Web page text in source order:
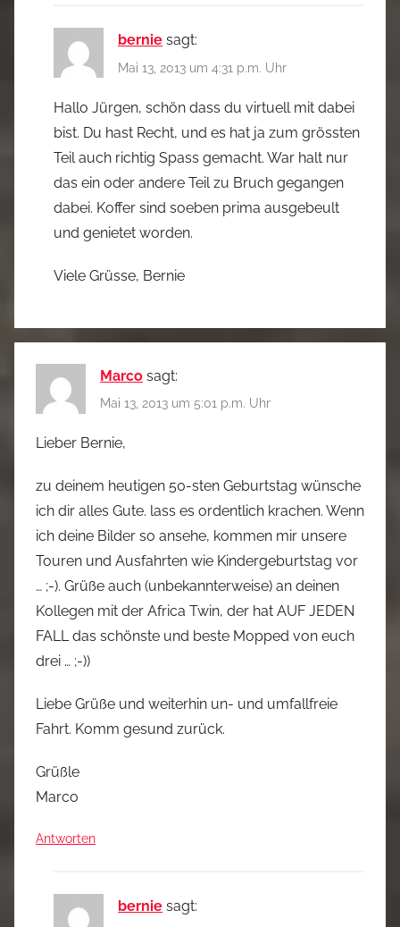
bernie sagt:
Mai 13, 2013 um 4:31 p.m. Uhr
Hallo Jürgen, schön dass du virtuell mit dabei
bist. Du hast Recht, und es hat ja zum grössten
Teil auch richtig Spass gemacht. War halt nur
das ein oder andere Teil zu Bruch gegangen
dabei. Koffer sind soeben prima ausgebeult
und genietet worden.
Viele Grüsse, Bernie
Marco sagt:
Mai 13, 2013 um 5:01 p.m. Uhr
Lieber Bernie,
zu deinem heutigen 50-sten Geburtstag wünsche
ich dir alles Gute. lass es ordentlich krachen. Wenn
ich deine Bilder so ansehe, kommen mir unsere
Touren und Ausfahrten wie Kindergeburtstag vor
… ;-). Grüße auch (unbekannterweise) an deinen
Kollegen mit der Africa Twin, der hat AUF JEDEN
FALL das schönste und beste Mopped von euch
drei … ;-))
Liebe Grüße und weiterhin un- und umfallfreie
Fahrt. Komm gesund zurück.
Grüßle
Marco
Antworten
bernie sagt: